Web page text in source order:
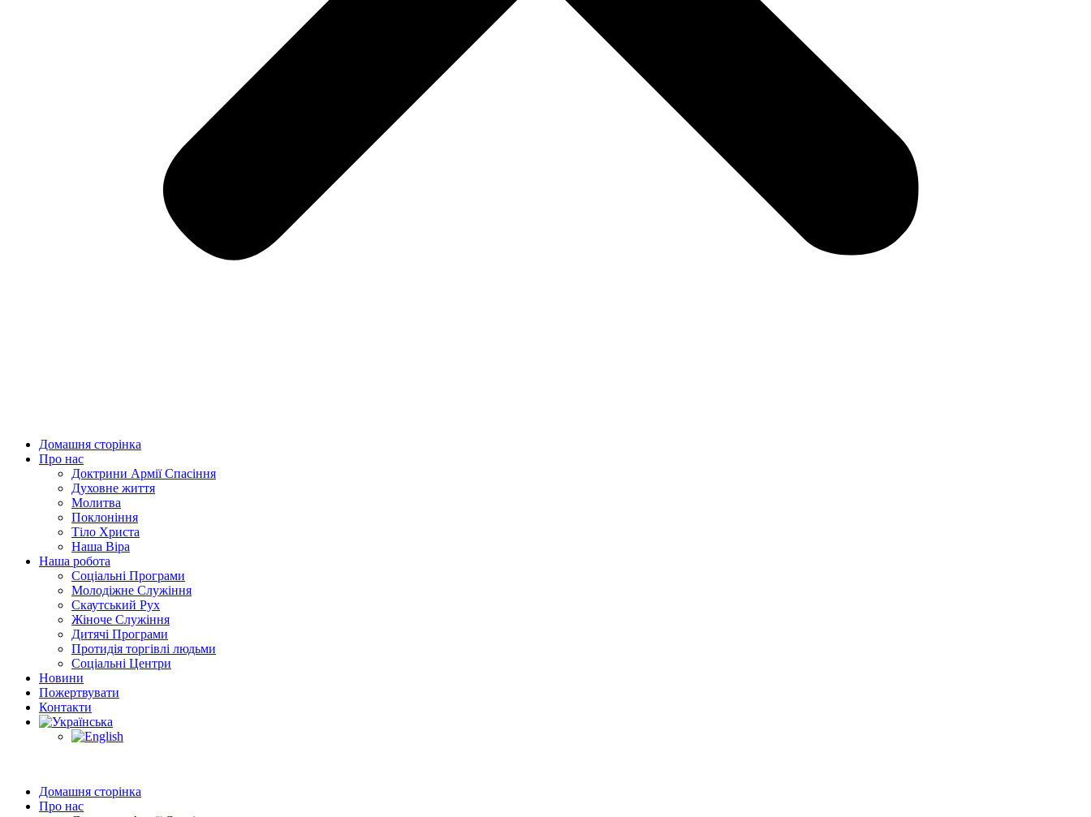
Домашня сторінка
Про нас
Доктрини Армії Спасіння
Духовне життя
Молитва
Поклоніння
Тіло Христа
Наша Віра
Наша робота
Соціальні Програми
Молодіжне Служіння
Скаутський Рух
Жіноче Cлужіння
Дитячі Програми
Протидія торгівлі людьми
Соціальні Центри
Новини
Пожертвувати
Контакти
Домашня сторінка
Про нас